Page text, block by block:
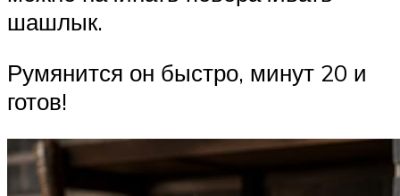
шашлык.
Румянится он быстро, минут 20 и
готов!